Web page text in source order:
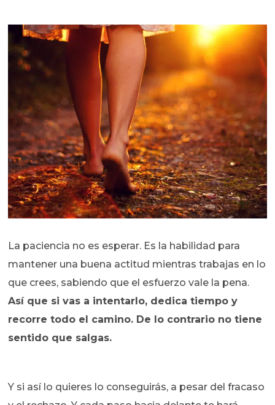
La paciencia no es esperar. Es la habilidad para
mantener una buena actitud mientras trabajas en lo
que crees, sabiendo que el esfuerzo vale la pena.
Así que si vas a intentarlo, dedica tiempo y
recorre todo el camino. De lo contrario no tiene
sentido que salgas.
Y si así lo quieres lo conseguirás, a pesar del fracaso